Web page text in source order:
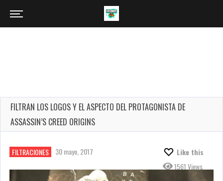
FILTRAN LOS LOGOS Y EL ASPECTO DEL PROTAGONISTA DE
ASSASSIN’S CREED ORIGINS
FILTRACIONES 30 mayo, 2017
Like this
1561 Views